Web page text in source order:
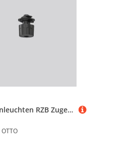
RZB Deckenleuchten RZB Zugentlastung 70875.003
OTTO